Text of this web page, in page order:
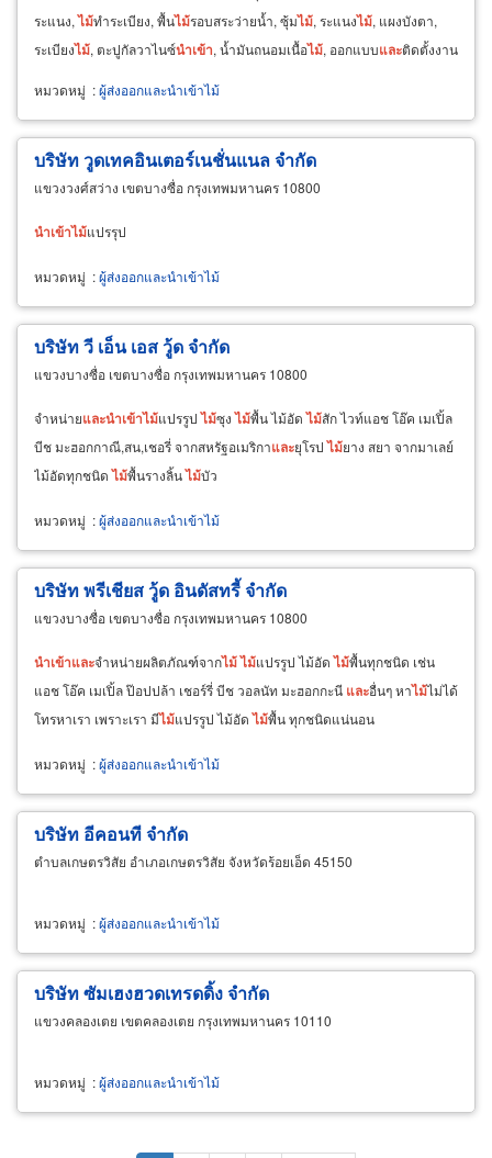
ระแนง,ไม้ทำระเบียง, พื้นไม้รอบสระว่ายน้ำ, ซุ้มไม้, ระแนงไม้, แผงบังตา,
ระเบียงไม้, ตะปูกัลวาไนซ์นำเข้า, น้ำมันถนอมเนื้อไม้, ออกแบบและติดตั้งงาน
หมวดหมู่ :ผู้ส่งออกและนำเข้าไม้
บริษัท วูดเทคอินเตอร์เนชั่นแนล จำกัด
แขวงวงศ์สว่าง เขตบางซื่อ กรุงเทพมหานคร 10800
นำเข้าไม้แปรรุป
หมวดหมู่ :ผู้ส่งออกและนำเข้าไม้
บริษัท วี เอ็น เอส วู้ด จำกัด
แขวงบางซื่อ เขตบางซื่อ กรุงเทพมหานคร 10800
จำหน่ายและนำเข้าไม้แปรรูปไม้ซุงไม้พื้น ไม้อัดไม้สัก ไวท์แอช โอ๊ค เมเปิ้ล
บีช มะฮอกกาณี,สน,เชอรี่ จากสหรัฐอเมริกาและยุโรปไม้ยาง สยา จากมาเลย์
ไม้อัดทุกชนิดไม้พื้นรางลิ้นไม้บัว
หมวดหมู่ :ผู้ส่งออกและนำเข้าไม้
บริษัท พรีเชียส วู้ด อินดัสทรี้ จำกัด
แขวงบางซื่อ เขตบางซื่อ กรุงเทพมหานคร 10800
นำเข้าและจำหน่ายผลิตภัณฑ์จากไม้ไม้แปรรูป ไม้อัดไม้พื้นทุกชนิด เช่น
แอช โอ๊ค เมเปิ้ล ป๊อปปล้า เชอร์รี่ บีช วอลนัท มะฮอกกะนี และอื่นๆ หาไม้ไม่ได้
โทรหาเรา เพราะเรา มีไม้แปรรูป ไม้อัดไม้พื้น ทุกชนิดแน่นอน
หมวดหมู่ :ผู้ส่งออกและนำเข้าไม้
บริษัท อีคอนที จำกัด
ตำบลเกษตรวิสัย อำเภอเกษตรวิสัย จังหวัดร้อยเอ็ด 45150
หมวดหมู่ :ผู้ส่งออกและนำเข้าไม้
บริษัท ซัมเฮงฮวดเทรดดิ้ง จำกัด
แขวงคลองเตย เขตคลองเตย กรุงเทพมหานคร 10110
หมวดหมู่ :ผู้ส่งออกและนำเข้าไม้